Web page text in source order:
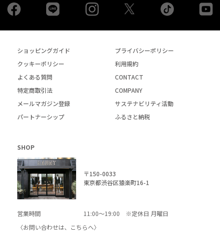
Facebook Instagram tiktok
ショッピングガイド
プライバシーポリシー
クッキーポリシー
利用規約
よくある質問
CONTACT
特定商取引法
COMPANY
メールマガジン登録
サステナビリティ活動
パートナーシップ
ふるさと納税
SHOP
〒150-0033
東京都渋谷区猿楽町16-1
営業時間
11:00～19:00 ※定休日 月曜日
〈お問い合わせは、
こちらへ〉